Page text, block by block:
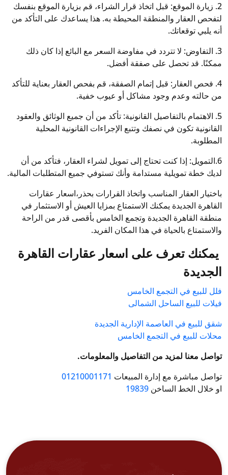
2. زيارة الموقع: قبل اتخاذ قرار الشراء، قم بزيارة الموقع بنفسك
لتفحص العقار والمنطقة المحيطة به. هذا يساعدك على التأكد من
أنه يلبي توقعاتك.
3. التفاوض: لا تتردد في مفاوضة السعر مع البائع إذا كان ذلك
ممكنًا. قد تحصل على صفقة أفضل.
4. فحص العقار: قبل إتمام الصفقة، قم بفحص العقار بعناية للتأكد
من حالته وعدم وجود مشاكل أو عيوب خفية.
5. الاهتمام بالتفاصيل القانونية: تأكد من أن جميع الوثائق والعقود
القانونية تكون في نصفك وتتبع الإجراءات القانونية المحلية
المطلوبة.
6.التمويل: إذا كنت تحتاج إلى تمويل لشراء العقار، فتأكد من أن
لديك خطة تمويلية مستدامة وأنك تستوفي جميع المتطلبات المالية.
باختيار العقار المناسب واتخاذ القرارات بحذر،اسعار عقارات
القاهرة الجديدة يمكنك الاستمتاع بمزايا العيش أو الاستثمار في
منطقة القاهرة الجديدة وتجمع الخامس بأقصى قدر من الراحة
والاستمتاع بالحياة في هذا المكان الفريد.
يمكنك تعرف على اسعار عقارات القاهرة
الجديدة
فلل للبيع في التجمع الخامس
فيلات للبيع الساحل الشمالى
شقق للبيع في العاصمة الإدارية الجديدة
محلات للبيع في التجمع الخامس
تواصل معنا لمزيد من التفاصيل والمعلومات.
تواصل مباشرة مع إدارة المبيعات 01210001171
او خلال الخط الساخن 19839